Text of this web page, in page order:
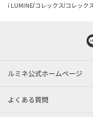
i LUMINE コレックス コレック
ルミネ公式ホームページ
よくある質問